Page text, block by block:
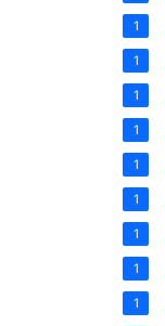
1
1
1
1
1
1
1
1
1